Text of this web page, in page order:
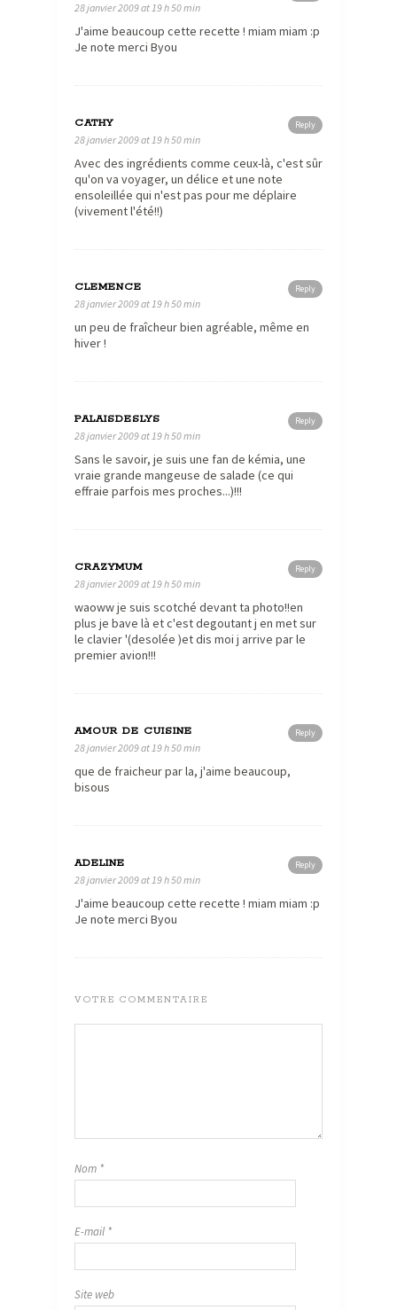
28 janvier 2009 at 19 h 50 min
J'aime beaucoup cette recette ! miam miam :p
Je note merci Byou
Reply
CATHY
28 janvier 2009 at 19 h 50 min
Avec des ingrédients comme ceux-là, c'est sûr
qu'on va voyager, un délice et une note
ensoleillée qui n'est pas pour me déplaire
(vivement l'été!!)
Reply
CLEMENCE
28 janvier 2009 at 19 h 50 min
un peu de fraîcheur bien agréable, même en
hiver !
Reply
PALAISDESLYS
28 janvier 2009 at 19 h 50 min
Sans le savoir, je suis une fan de kémia, une
vraie grande mangeuse de salade (ce qui
effraie parfois mes proches...)!!!
Reply
CRAZYMUM
28 janvier 2009 at 19 h 50 min
waoww je suis scotché devant ta photo!!en
plus je bave là et c'est degoutant j en met sur
le clavier '(desolée )et dis moi j arrive par le
premier avion!!!
Reply
AMOUR DE CUISINE
28 janvier 2009 at 19 h 50 min
que de fraicheur par la, j'aime beaucoup,
bisous
Reply
ADELINE
28 janvier 2009 at 19 h 50 min
J'aime beaucoup cette recette ! miam miam :p
Je note merci Byou
VOTRE COMMENTAIRE
Nom *
E-mail *
Site web